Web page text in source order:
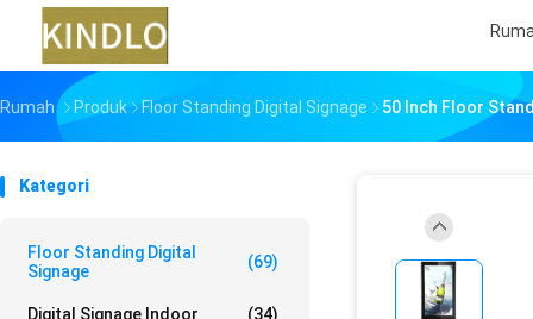
Rumah Produk Floor Standing Digital Signage 50 Inch Floor
Kategori
Floor Standing Digital
Signage
(69)
Digital Signage Indoor (34)